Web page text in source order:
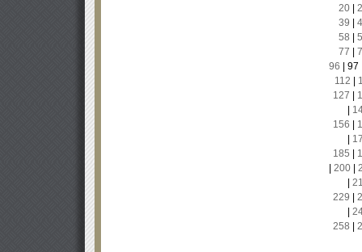
20|
39
58
77
96
97
112
127
156
185
200|
229
258